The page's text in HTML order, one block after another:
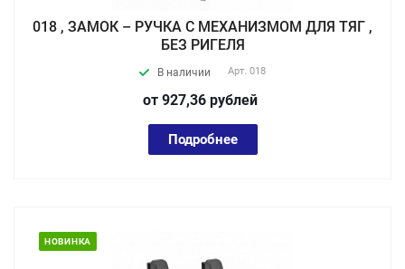
018 , ЗАМОК – РУЧКА С МЕХАНИЗМОМ ДЛЯ ТЯГ ,
БЕЗ РИГЕЛЯ
В наличии Арт. 018
от 927,36 рублей
Подробнее
НОВИНКА